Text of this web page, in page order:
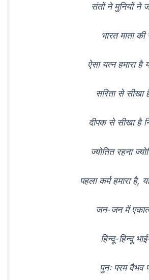
संतों ने मुनियों ने
भारत माता
ऐसा यत्न हमारा है
सरिता से
दीपक से सीखा है
ज्योतित रहना
पहला कर्म हमारा है,
जन-जन में
हिन्दू-हिन्दू
पुनः परम वैभव